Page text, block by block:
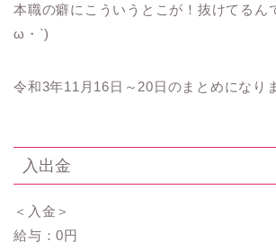
本職の癖にこういうとこが！抜けてるん
ω・`)
令和3年11月16日～20日のまとめになり
入出金
＜入金＞
給与：0円